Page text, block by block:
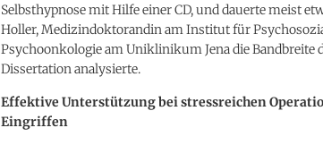
Selbsthypnose mit Hilfe einer CD, und dauerte meist
Holler, Medizindoktorandin am Institut für
Psychoonkologie am Uniklinikum Jena die Bandbreite
Dissertation analysierte.
Effektive Unterstützung bei stressreichen
Eingriffen